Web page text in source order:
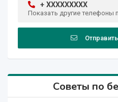
+ XXXXXXXXX
Показать другие телефоны
Советы по